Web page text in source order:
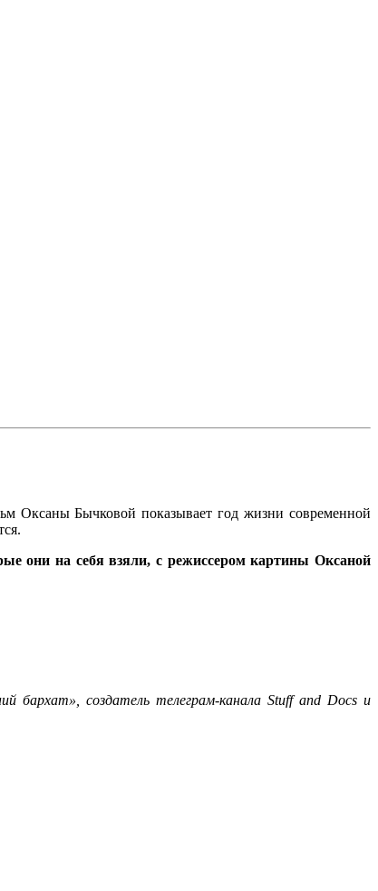
Оксаны Бычковой показывает год жизни современной
они на себя взяли, с режиссером картины Оксаной
бархат», создатель телеграм-канала Stuff and Docs и